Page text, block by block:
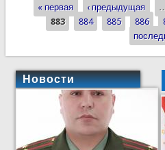
Республики
Страницы
« первая ‹ предыдущая
883
884 885 886
Новости